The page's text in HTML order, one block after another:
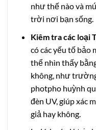
như thế nào và
trời nơi bạn sống.
Kiêm tra các loại
có các yếu tố bảo
thể nhìn thấy
không, như
photpho huỳnh
đèn UV, giúp xác
giả hay không.